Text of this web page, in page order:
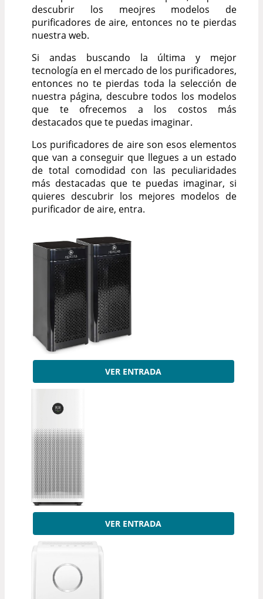
descubrir los meojres modelos de
purificadores de aire, entonces no te pierdas
nuestra web.
Si andas buscando la última y mejor
tecnología en el mercado de los purificadores,
entonces no te pierdas toda la selección de
nuestra página, descubre todos los modelos
que te ofrecemos a los costos más
destacados que te puedas imaginar.
Los purificadores de aire son esos elementos
que van a conseguir que llegues a un estado
de total comodidad con las peculiaridades
más destacadas que te puedas imaginar, si
quieres descubrir los mejores modelos de
purificador de aire, entra.
VER ENTRADA
VER ENTRADA